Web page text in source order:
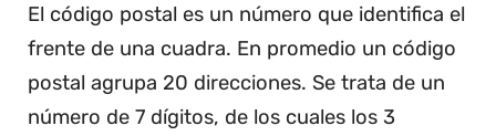
El código postal es un número que identifica el
frente de una cuadra. En promedio un código
postal agrupa 20 direcciones. Se trata de un
número de 7 dígitos, de los cuales los 3